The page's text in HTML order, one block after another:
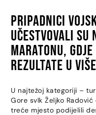
Pripadnici
učestvovali su
maratonu,
rezultate u
U najtežoj kategoriji –
Gore svIk Željko
treće mjesto podijelili